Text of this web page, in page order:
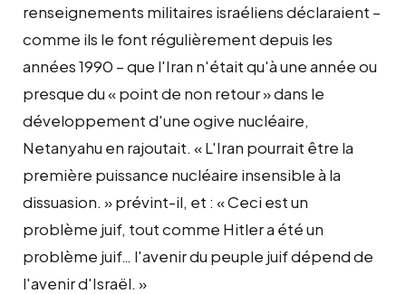
renseignements militaires israéliens déclaraient –
comme ils le font régulièrement depuis les
années 1990 – que l'Iran n'était qu'à une année ou
presque du « point de non retour » dans le
développement d'une ogive nucléaire,
Netanyahu en rajoutait. « L'Iran pourrait être la
première puissance nucléaire insensible à la
dissuasion. » prévint-il, et : « Ceci est un
problème juif, tout comme Hitler a été un
problème juif… l'avenir du peuple juif dépend de
l'avenir d'Israël. »